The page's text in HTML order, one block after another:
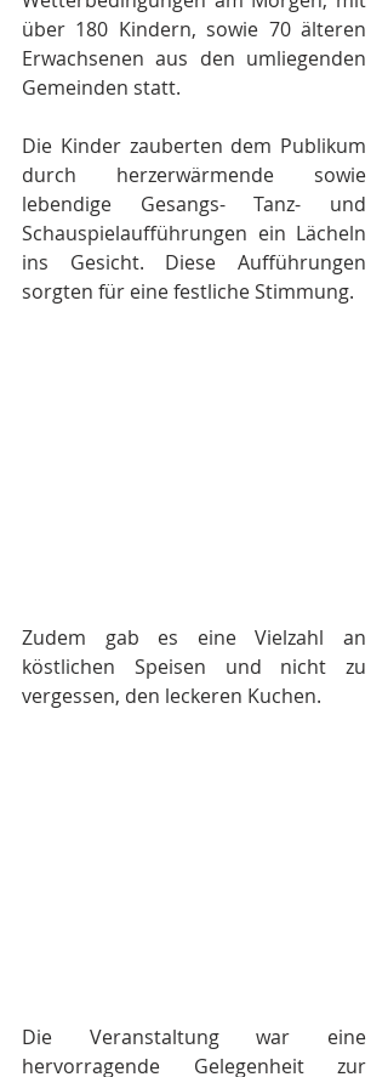
über 180 Kindern, sowie 70 älteren
Erwachsenen aus den umliegenden
Gemeinden statt.
Die Kinder zauberten dem Publikum
durch herzerwärmende sowie
lebendige Gesangs- Tanz- und
Schauspielaufführungen ein Lächeln
ins Gesicht. Diese Aufführungen
sorgten für eine festliche Stimmung.
Zudem gab es eine Vielzahl an
köstlichen Speisen und nicht zu
vergessen, den leckeren Kuchen.
Die Veranstaltung war eine
hervorragende Gelegenheit zur